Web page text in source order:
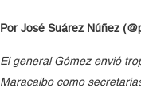
Por José Suárez Núñez
El general Gómez envió
Maracaibo como